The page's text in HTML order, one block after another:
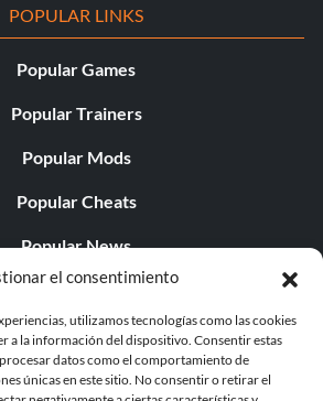
el consentimiento
utilizamos tecnologías como las cookies
a la información del dispositivo. Consentir estas
datos como el comportamiento de
únicas en este sitio. No consentir o retirar el
POPULAR LINKS
Popular Games
Popular Trainers
Popular Mods
Popular Cheats
Popular News
Popular Editorials
Free Games
LATEST UPDATES